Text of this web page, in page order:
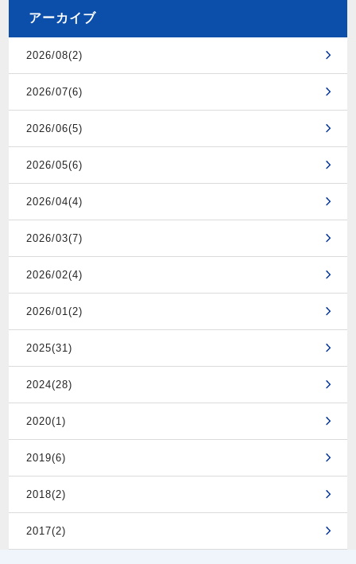
アーカイブ
2026/08(2)
2026/07(6)
2026/06(5)
2026/05(6)
2026/04(4)
2026/03(7)
2026/02(4)
2026/01(2)
2025(31)
2024(28)
2020(1)
2019(6)
2018(2)
2017(2)